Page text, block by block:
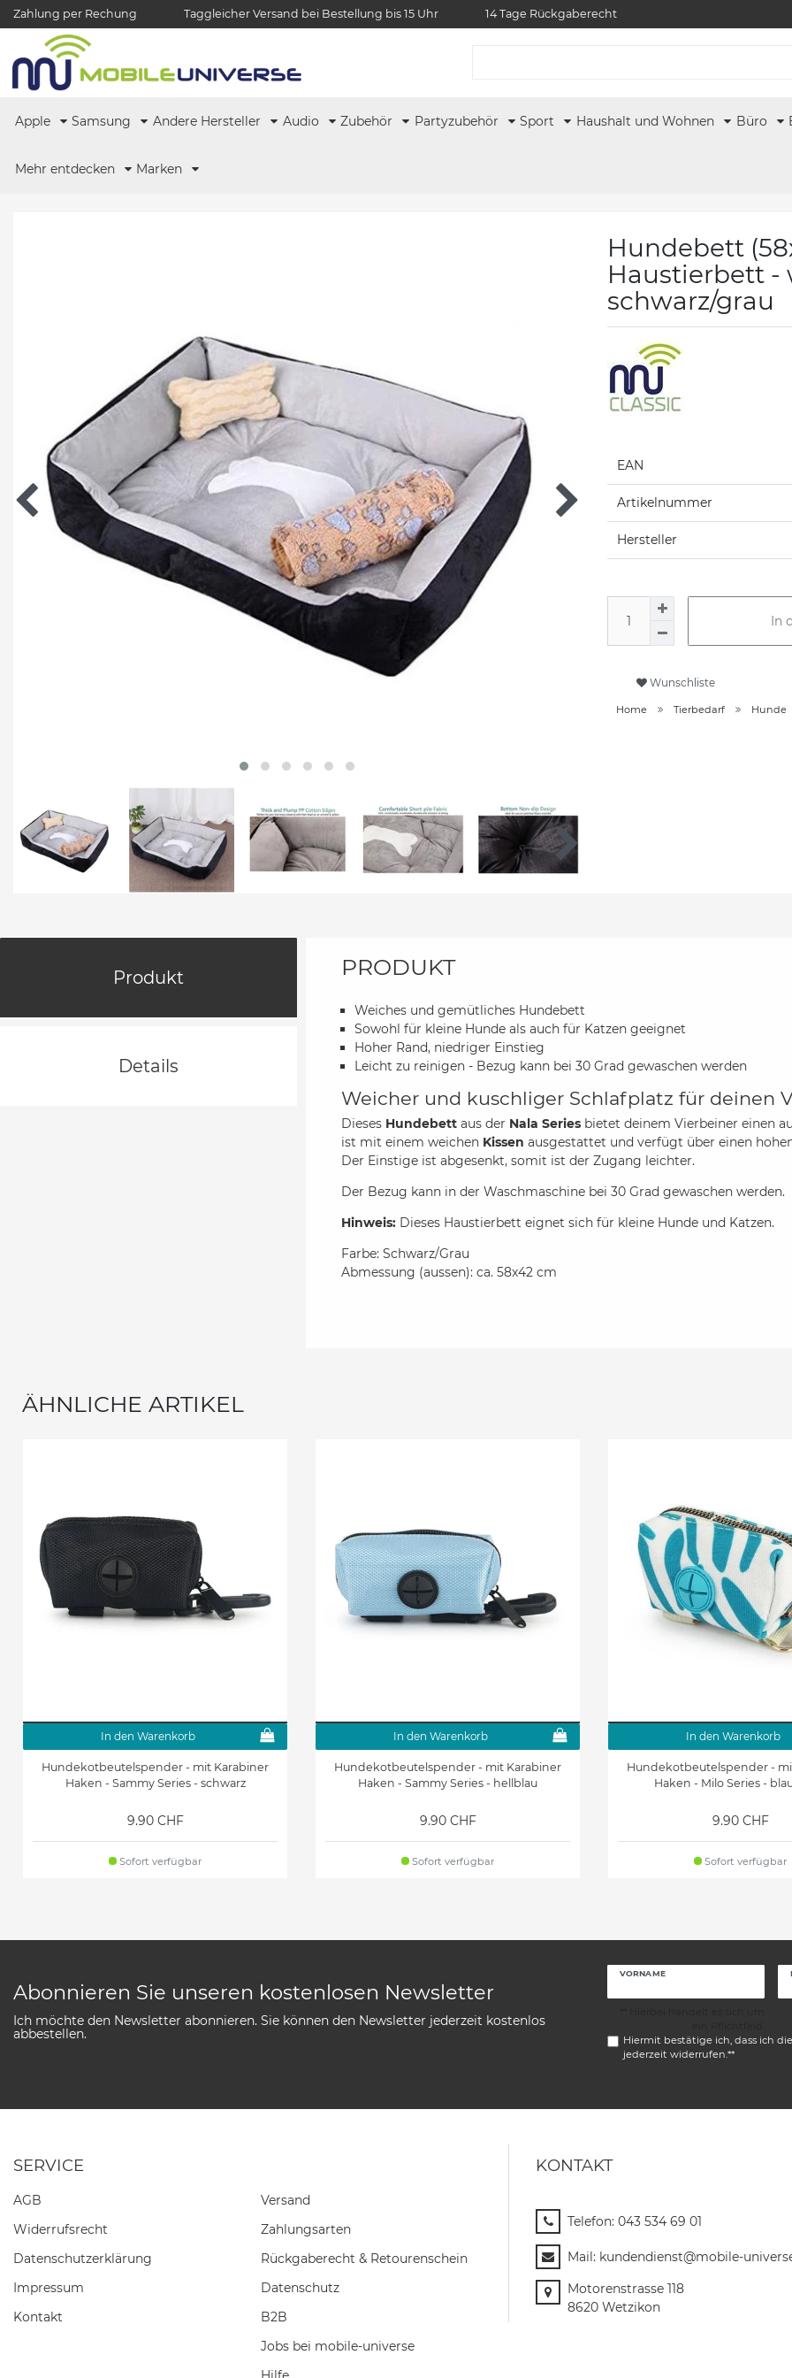
Zahlung per Rechung Taggleicher Versand bei Bestellung bis 15 Uhr 14 Tage Rückgaberecht
Apple Samsung Andere Hersteller Audio Zubehör Partyzubehör Sport Haushalt und Wohnen Büro
Mehr entdecken Marken
Hundebett
Haustierbett -
schwarz/grau
EAN
Artikelnummer
Hersteller
In
Wunschliste
Home Tierbedarf Hunde
Produkt
Details
PRODUKT
Weiches und gemütliches Hundebett
Sowohl für kleine Hunde als auch für Katzen geeignet
Hoher Rand, niedriger Einstieg
Leicht zu reinigen - Bezug kann bei 30 Grad gewaschen werden
Weicher und kuschliger Schlafplatz für deinen
Dieses Hundebett aus der Nala Series bietet deinem Vierbeiner einen
ist mit einem weichen Kissen ausgestattet und verfügt über einen
Der Einstige ist abgesenkt, somit ist der Zugang leichter.
Der Bezug kann in der Waschmaschine bei 30 Grad gewaschen werden.
Hinweis: Dieses Haustierbett eignet sich für kleine Hunde und Katzen.
Farbe: Schwarz/Grau
Abmessung (aussen): ca. 58x42 cm
ÄHNLICHE ARTIKEL
In den Warenkorb
Hundekotbeutelspender - mit Karabiner
Haken - Sammy Series - schwarz
9.90 CHF
Sofort verfügbar
In den Warenkorb
Hundekotbeutelspender - mit Karabiner
Haken - Sammy Series - hellblau
9.90 CHF
Sofort verfügbar
In den Warenkorb
Hundekotbeutelspender -
Haken - Milo Series -
9.90 CHF
Sofort verfügbar
Abonnieren Sie unseren kostenlosen Newsletter
Ich möchte den Newsletter abonnieren. Sie können den Newsletter jederzeit kostenlos
abbestellen.
VORNAME
Hiermit bestätige ich, dass ich die
jederzeit widerrufen.**
SERVICE
AGB
Widerrufs­recht
Daten­schutz­erklärung
Impressum
Kontakt
Versand
Zahlungsarten
Rückgaberecht & Retourenschein
Datenschutz
B2B
Jobs bei mobile-universe
KONTAKT
Telefon: 043 534 69 01
Mail: kundendienst@mobile-
Motorenstrasse 118
8620 Wetzikon